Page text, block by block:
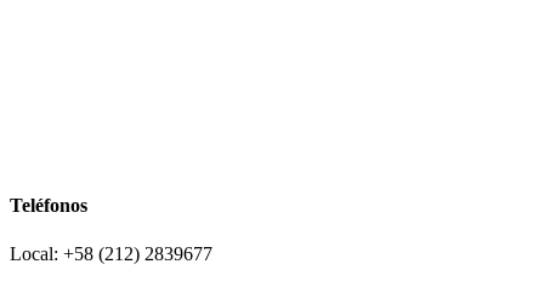
Teléfonos
Local: +58 (212) 2839677